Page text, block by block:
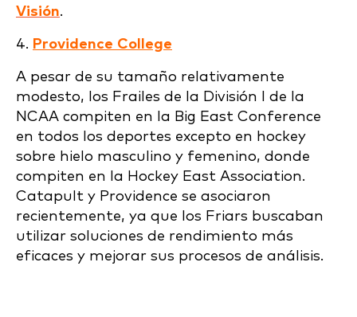
Visión.
4. Providence College
A pesar de su tamaño relativamente
modesto, los Frailes de la División I de la
NCAA compiten en la Big East Conference
en todos los deportes excepto en hockey
sobre hielo masculino y femenino, donde
compiten en la Hockey East Association.
Catapult y Providence se asociaron
recientemente, ya que los Friars buscaban
utilizar soluciones de rendimiento más
eficaces y mejorar sus procesos de análisis.